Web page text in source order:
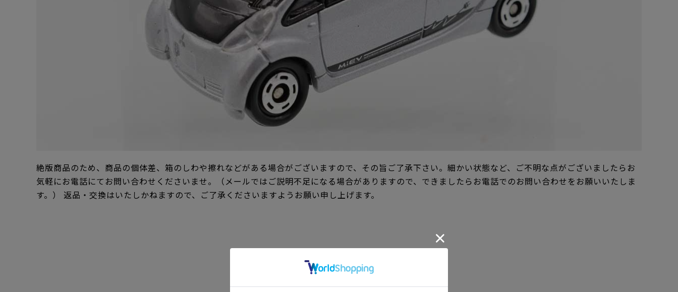
絶版商品のため、商品の個体差、箱のしわや擦れなどがある場合がございますので、その旨ご了承下さい。細かい状態など、ご不明な点がございましたらお
気軽にお電話にてお問い合わせくださいませ。（メールではご説明不足になる場合がありますので、できましたらお電話でのお問い合わせをお願いいたしま
す。） 返品・交換はいたしかねますので、ご了承くださいますようお願い申し上げます。